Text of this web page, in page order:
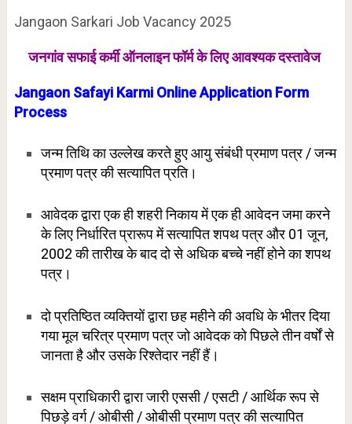
Jangaon Sarkari Job Vacancy 2025
जनगांव सफाई कर्मी ऑनलाइन फॉर्म के लिएआवश्यक दस्तावेज
Jangaon Safayi Karmi Online Application Form
Process
जन्म तिथि का उल्लेख करते हुए आयु संबंधी प्रमाण पत्र / जन्म
प्रमाण पत्र की सत्यापित प्रति।
आवेदक द्वारा एक ही शहरी निकाय में एक ही आवेदन जमा करने
के लिए निर्धारित प्रारूप में सत्यापित शपथ पत्र और 01 जून,
2002 की तारीख के बाद दो से अधिक बच्चे नहीं होने का शपथ
पत्र।
दो प्रतिष्ठित व्यक्तियों द्वारा छह महीने की अवधि के भीतर दिया
गया मूल चरित्र प्रमाण पत्र जो आवेदक को पिछले तीन वर्षों से
जानता है और उसके रिश्तेदार नहीं हैं।
सक्षम प्राधिकारी द्वारा जारी एससी / एसटी / आर्थिक रूप से
पिछड़े वर्ग / ओबीसी / ओबीसी प्रमाण पत्र की सत्यापित